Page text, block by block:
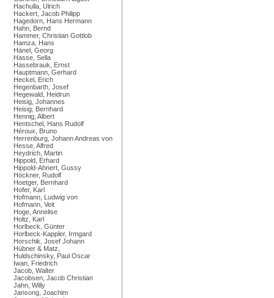
Hachulla, Ulrich
Hackert, Jacob Philipp
Hagedorn, Hans Hermann
Hahn, Bernd
Hammer, Christian Gottlob
Hamza, Hans
Hänel, Georg
Hasse, Sella
Hassebrauk, Ernst
Hauptmann, Gerhard
Heckel, Erich
Hegenbarth, Josef
Hegewald, Heidrun
Heisig, Johannes
Heisig, Bernhard
Hennig, Albert
Hentschel, Hans Rudolf
Héroux, Bruno
Herrenburg, Johann Andreas von
Hesse, Alfred
Heydrich, Martin
Hippold, Erhard
Hippold-Ahnert, Gussy
Höckner, Rudolf
Hoetger, Bernhard
Hofer, Karl
Hofmann, Ludwig von
Hofmann, Veit
Hoge, Annelise
Holtz, Karl
Horlbeck, Günter
Horlbeck-Kappler, Irmgard
Horschik, Josef Johann
Hübner & Matz,
Huldschinsky, Paul Oscar
Iwan, Friedrich
Jacob, Walter
Jacobsen, Jacob Christian
Jahn, Willy
Jansong, Joachim